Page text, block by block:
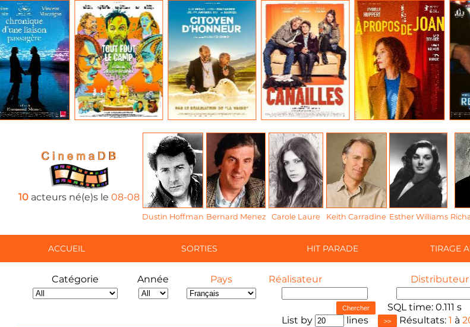
10acteurs né(e)s le 08-08
Dustin Hoffman Bernard Menez Carole Laure Keith Carradine Esther Williams
ACCUEIL SORTIES HIT PARADE TIRAGE
Catégorie Année Pays Réalisateur Distributeur
SQL time: 0.111 s
List by
lines Résultats: 1 à